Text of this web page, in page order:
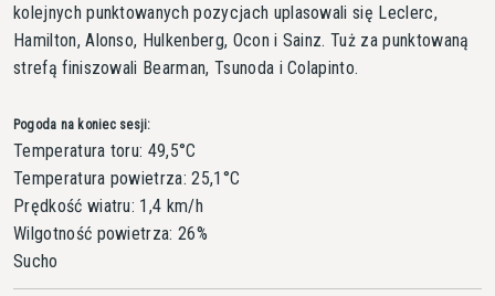
kolejnych punktowanych pozycjach uplasowali się Leclerc,
Hamilton, Alonso, Hulkenberg, Ocon i Sainz. Tuż za punktowaną
strefą finiszowali Bearman, Tsunoda i Colapinto.
Pogoda na koniec sesji:
Temperatura toru: 49,5°C
Temperatura powietrza: 25,1°C
Prędkość wiatru: 1,4 km/h
Wilgotność powietrza: 26%
Sucho